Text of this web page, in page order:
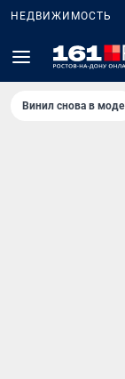
НЕДВИЖИМОСТЬ
Винил снова в моде